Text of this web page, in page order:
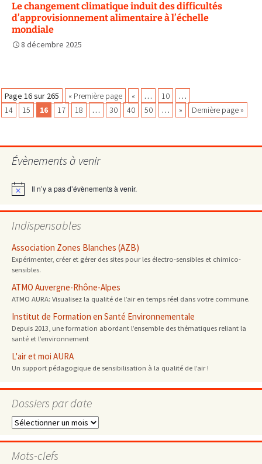
Le changement climatique induit des difficultés
d’approvisionnement alimentaire à l’échelle
mondiale
8 décembre 2025
Navigation
des
articles
Page 16 sur 265 « Première page « … 10
…
14
15 16 17 18 … 30 40 50 … » Dernière page »
Évènements à venir
Notice Il n’y a pas d’évènements à venir.
Indispensables
Association Zones Blanches (AZB)
Expérimenter, créer et gérer des sites pour les électro-sensibles et chimico-
sensibles.
ATMO Auvergne-Rhône-Alpes
ATMO AURA: Visualisez la qualité de l’air en temps réel dans votre commune.
Institut de Formation en Santé Environnementale
Depuis 2013, une formation abordant l’ensemble des thématiques reliant la
santé et l’environnement
L'air et moi AURA
Un support pédagogique de sensibilisation à la qualité de l’air !
Dossiers par date
Dossiers
date
Mots-clefs